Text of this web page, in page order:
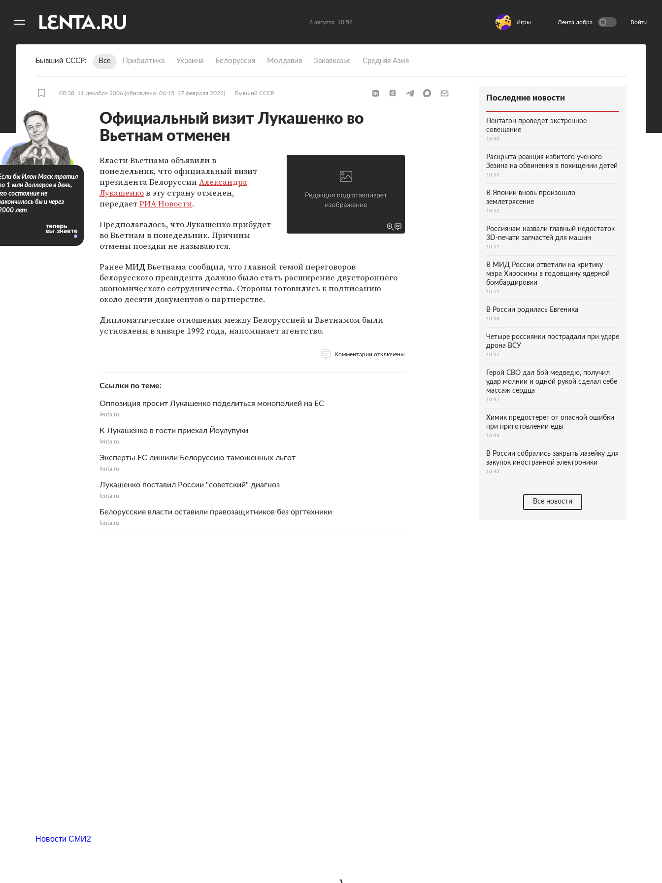
6 августа, 10:56 Игры Лента добра Войти
Бывший СССР Все Прибалтика Украина Белоруссия Молдавия Закавказье Средняя Азия
08:38, 11 декабря 2006 (обновлено: 06:15, 17 февраля 2026) Бывший СССР
Официальный визит Лукашенко во
Вьетнам отменен
Власти Вьетнама объявили в
понедельник, что официальный визит
президента БелоруссииАлександра
Лукашенков эту страну отменен,
передаетРИА Новости.
Предполагалось, что Лукашенко прибудет
во Вьетнам в понедельник. Причины
отмены поездки не называются.
Ранее МИД Вьетнама сообщил, что главной темой переговоров
белорусского президента должно было стать расширение двустороннего
экономического сотрудничества. Стороны готовились к подписанию
около десяти документов о партнерстве.
Дипломатические отношения между Белоруссией и Вьетнамом были
устновлены в январе 1992 года, напоминает агентство.
Комментарии отключены
Ссылки по теме
Оппозиция просит Лукашенко поделиться монополией на ЕС
lenta.ru
К Лукашенко в гости приехал Йоулупуки
lenta.ru
Эксперты ЕС лишили Белоруссию таможенных льгот
lenta.ru
Лукашенко поставил России "советский" диагноз
lenta.ru
Белорусские власти оставили правозащитников без оргтехники
lenta.ru
бы Илон Маск тратил
1 млн долларов в день,
состояние не
бы и через
лет
Последние новости
Пентагон проведет экстренное
совещание
10:40
Раскрыта реакция избитого ученого
Зезина на обвинения в похищении детей
10:55
В Японии вновь произошло
землетрясение
10:52
Россиянам назвали главный недостаток
3D-печати запчастей для машин
10:51
В МИД России ответили на критику
мэра Хиросимы в годовщину ядерной
бомбардировки
10:51
В России родилась Евгеника
10:48
Четыре россиянки пострадали при ударе
дрона ВСУ
10:47
Герой СВО дал бой медведю, получил
удар молнии и одной рукой сделал себе
массаж сердца
10:47
Химик предостерег от опасной ошибки
при приготовлении еды
10:43
В России собрались закрыть лазейку для
закупок иностранной электроники
10:42
Все новости
Новости СМИ2